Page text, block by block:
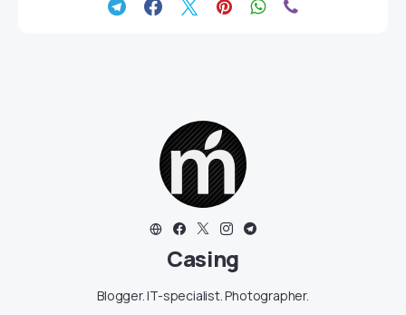
Casing
Blogger. IT-specialist. Photographer.